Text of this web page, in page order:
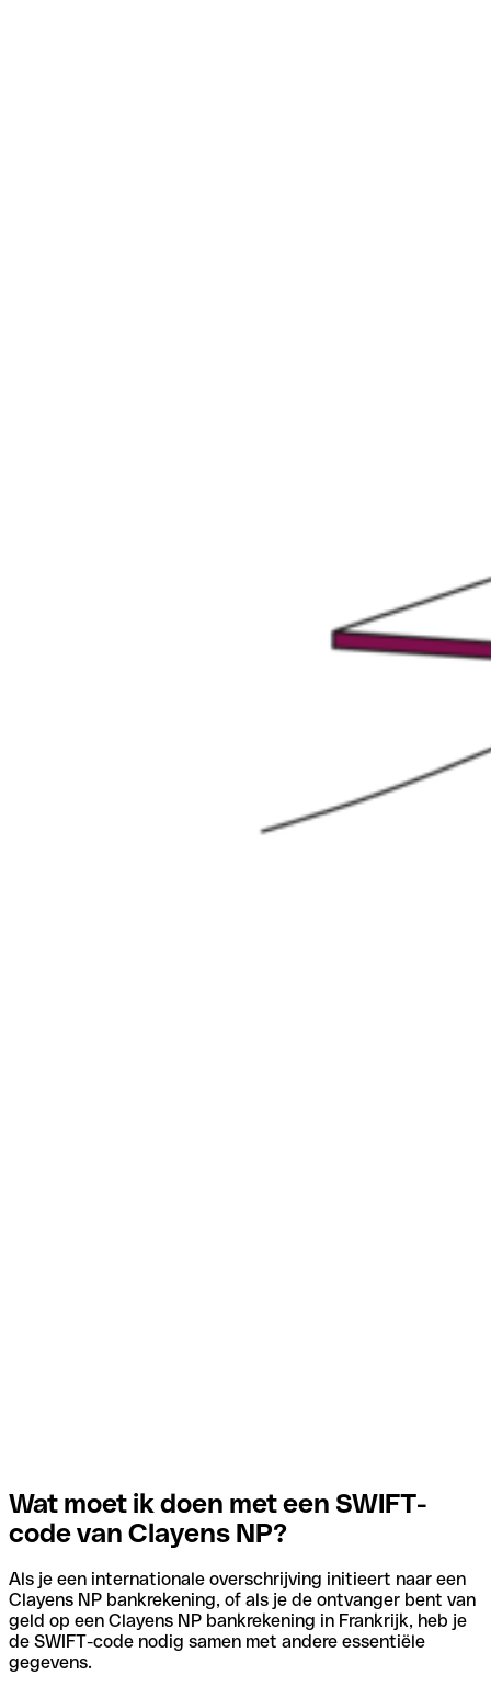
Wat moet ik doen met een SWIFT-
code van Clayens NP?
Als je een internationale overschrijving initieert naar een
Clayens NP bankrekening, of als je de ontvanger bent van
geld op een Clayens NP bankrekening in Frankrijk, heb je
de SWIFT-code nodig samen met andere essentiële
gegevens.